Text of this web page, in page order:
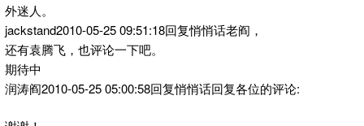
外迷人。
jackstand2010-05-25 09:51:18回复悄悄话老阎，
还有袁腾飞，也评论一下吧。
期待中
润涛阎2010-05-25 05:00:58回复悄悄话回复各位的评论: